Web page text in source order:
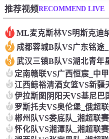
推荐视频RECOMMEND LIVE
1 ML麦克斯林VS明斯克迪
2 成都蓉城B队VS广东铭途
3 武汉三镇B队VS湖北青年
4 定南赣联VS广西恒宸_中
5 江西鲸裕清酒女篮VS新疆
6 伊拉斯图阴阳天VS基尼巴
7 罗斯托夫VS奥伦堡_俄超联
8 郴州队VS娄底队_湘超联赛
9 怀化队VS湘潭队_湘超联赛